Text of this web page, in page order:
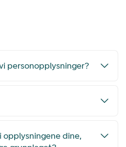
personopplysninger?
opplysningene dine,